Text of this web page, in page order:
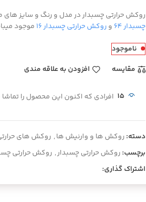
روکش حرارتی چسبدار در مدل و رنگ و سایز های
چسبدار ۶۴
و روکش حرارتی چسبدار ۱۶
موجود
ناموجود
مقايسه
افزودن به علاقه مندی
15 افرادی که اکنون این محصول را
دسته: روکش ها و وارنیش ها, روکش های
برچسب: روکش حرارتی چسبدار, روکش حرارتی
اشتراک گذاری: